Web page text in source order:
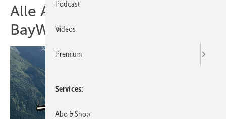
Alle Artikel zum Thema
BayWa
Podcast
Videos
Premium
Services
Abo & Shop